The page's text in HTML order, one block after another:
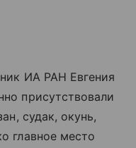
ИА РАН Евгения
присутствовали
судак, окунь,
главное место